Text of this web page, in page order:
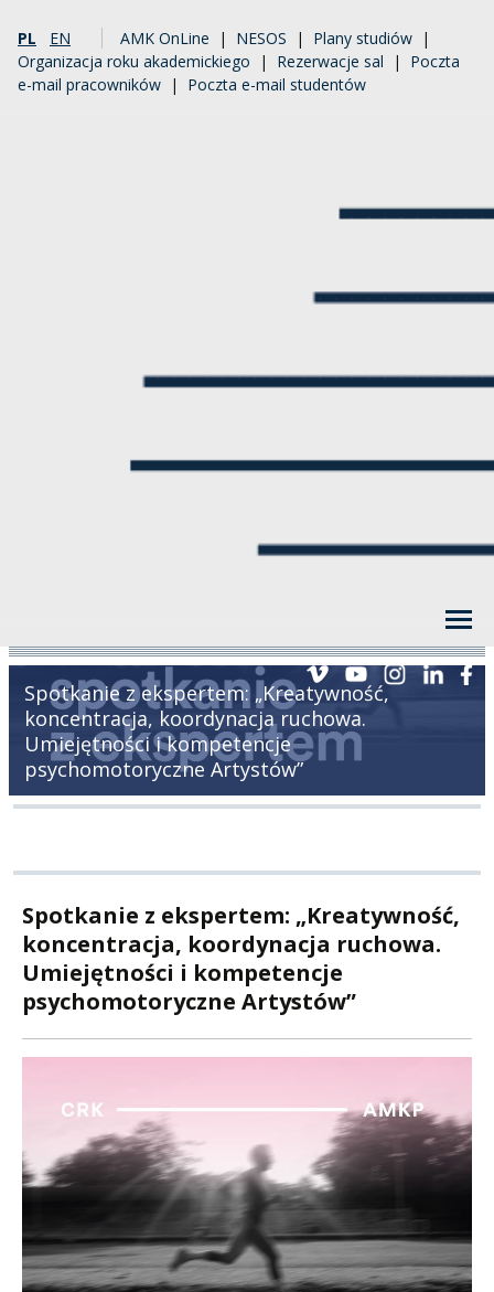
PL EN AMK OnLine | NESOS | Plany studiów |
Organizacja roku akademickiego | Rezerwacje sal | Poczta
e-mail pracowników | Poczta e-mail studentów
Spotkanie z ekspertem: „Kreatywność,
koncentracja, koordynacja ruchowa.
Umiejętności i kompetencje
psychomotoryczne Artystów”
Spotkanie z ekspertem: „Kreatywność,
koncentracja, koordynacja ruchowa.
Umiejętności i kompetencje
psychomotoryczne Artystów”